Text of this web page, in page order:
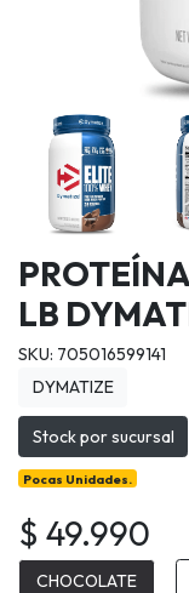
LB
SKU: 705016599141
DYMATIZE
Stock por sucursal
Pocas Unidades.
$ 49.990
CHOCOLATE